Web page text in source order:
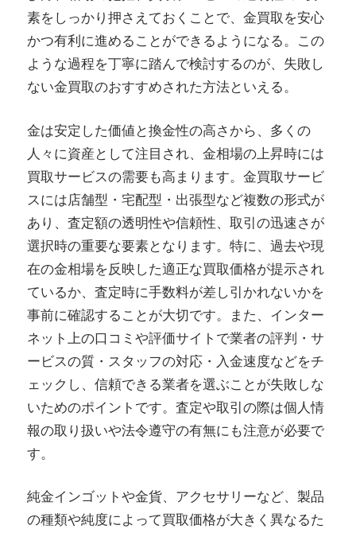
素をしっかり押さえておくことで、金買取を安心
かつ有利に進めることができるようになる。この
ような過程を丁寧に踏んで検討するのが、失敗し
ない金買取のおすすめされた方法といえる。
金は安定した価値と換金性の高さから、多くの
人々に資産として注目され、金相場の上昇時には
買取サービスの需要も高まります。金買取サービ
スには店舗型・宅配型・出張型など複数の形式が
あり、査定額の透明性や信頼性、取引の迅速さが
選択時の重要な要素となります。特に、過去や現
在の金相場を反映した適正な買取価格が提示され
ているか、査定時に手数料が差し引かれないかを
事前に確認することが大切です。また、インター
ネット上の口コミや評価サイトで業者の評判・サ
ービスの質・スタッフの対応・入金速度などをチ
ェックし、信頼できる業者を選ぶことが失敗しな
いためのポイントです。査定や取引の際は個人情
報の取り扱いや法令遵守の有無にも注意が必要で
す。
純金インゴットや金貨、アクセサリーなど、製品
の種類や純度によって買取価格が大きく異なるた